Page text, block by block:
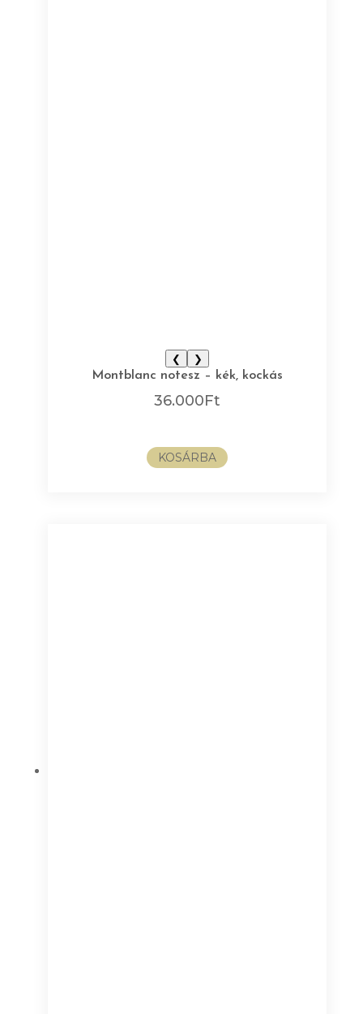
❮
❯
Montblanc notesz – kék, kockás
36.000Ft
KOSÁRBA